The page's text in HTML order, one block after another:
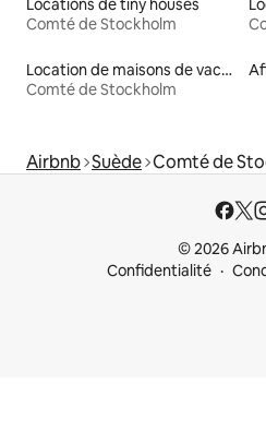
Locations de tiny houses
Comté de Stockholm
Location de maisons de vacances
Comté de Stockholm
Airbnb Suède Comté de
© 2026
Confidentialité